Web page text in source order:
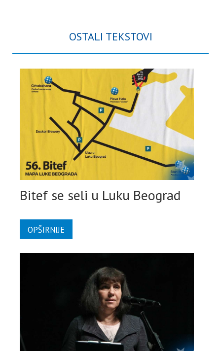
OSTALI TEKSTOVI
Bitef se seli u Luku Beograd
OPŠIRNIJE